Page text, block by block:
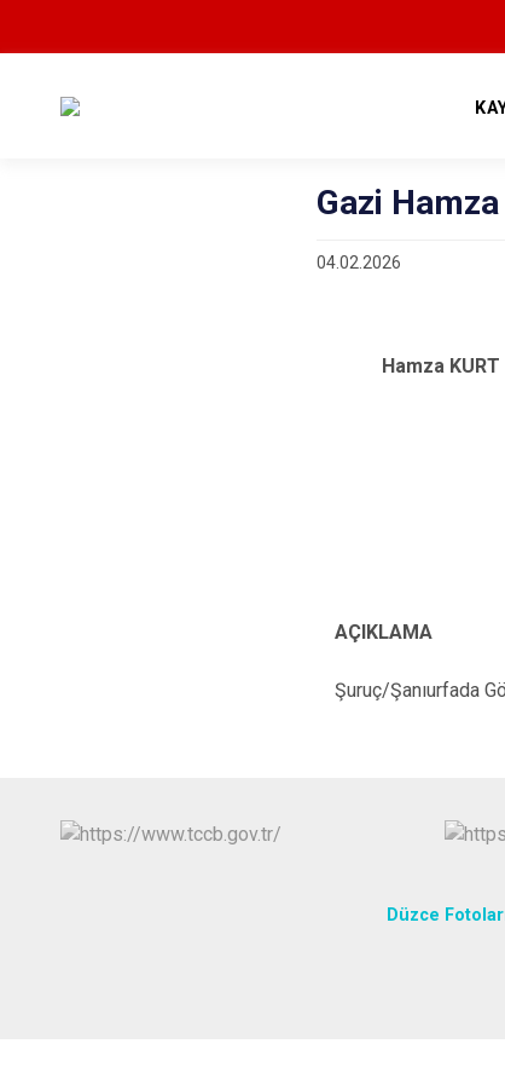
Gazi
04.02.2026
Hamza KURT
AÇIKLAMA
Şuruç/Şanıurfada
Düzce